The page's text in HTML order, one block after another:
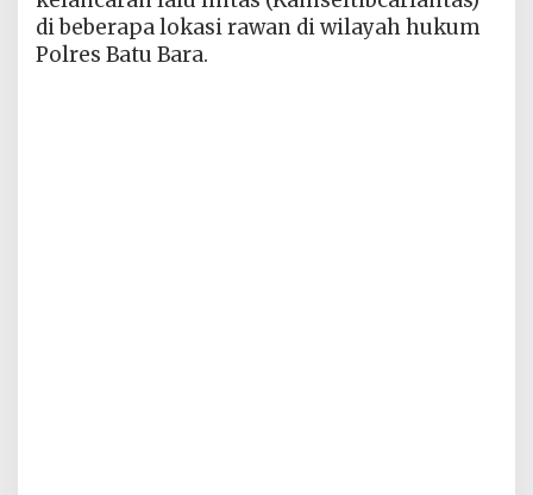
di beberapa lokasi rawan di wilayah hukum
Polres Batu Bara.